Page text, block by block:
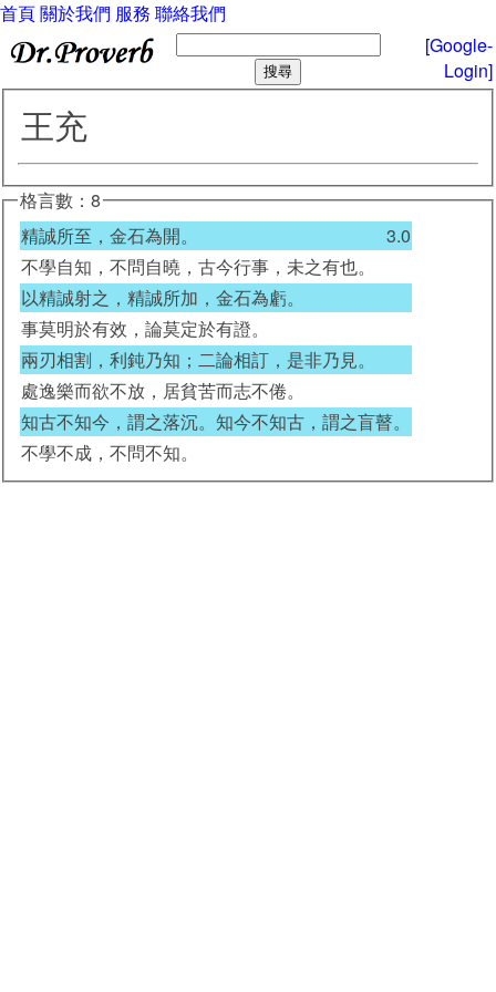
首頁關於我們 服務 聯絡我們
[Google-
Login]
王充
格言數：8
精誠所至，金石為開。
3.0
不學自知，不問自曉，古今行事，未之有也。
以精誠射之，精誠所加，金石為虧。
事莫明於有效，論莫定於有證。
兩刃相割，利鈍乃知；二論相訂，是非乃見。
處逸樂而欲不放，居貧苦而志不倦。
知古不知今，謂之落沉。知今不知古，謂之盲瞽。
不學不成，不問不知。